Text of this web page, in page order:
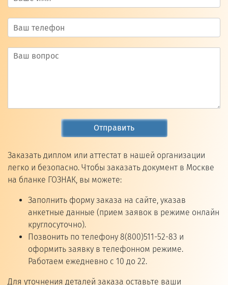
Отправить
Заказать диплом или аттестат в нашей организации
легко и безопасно. Чтобы заказать документ в Москве
на бланке ГОЗНАК, вы можете:
Заполнить форму заказа на сайте, указав
анкетные данные (прием заявок в режиме онлайн
круглосуточно).
Позвонить по телефону 8(800)511-52-83 и
оформить заявку в телефонном режиме.
Работаем ежедневно с 10 до 22.
Для уточнения деталей заказа оставьте ваши